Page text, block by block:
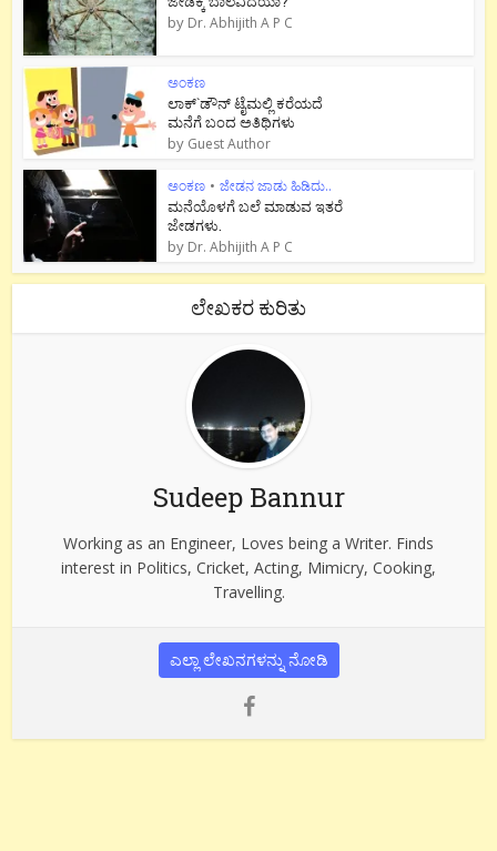
by Dr. Abhijith A P C
ಅಂಕಣ
ಲಾಕ್`ಡೌನ್ ಟೈಮಲ್ಲಿ ಕರೆಯದೆ
ಮನೆಗೆ ಬಂದ ಅತಿಥಿಗಳು
by Guest Author
ಅಂಕಣ • ಜೇಡನ ಜಾಡು ಹಿಡಿದು..
ಮನೆಯೊಳಗೆ ಬಲೆ ಮಾಡುವ ಇತರೆ
ಜೇಡಗಳು.
by Dr. Abhijith A P C
ಲೇಖಕರ ಕುರಿತು
Sudeep Bannur
Working as an Engineer, Loves being a Writer. Finds
interest in Politics, Cricket, Acting, Mimicry, Cooking,
Travelling.
ಎಲ್ಲಾ ಲೇಖನಗಳನ್ನು ನೋಡಿ